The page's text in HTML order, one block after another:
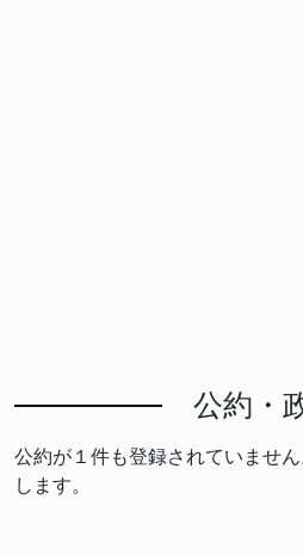
公約・
公約が１件も登録されていません
します。